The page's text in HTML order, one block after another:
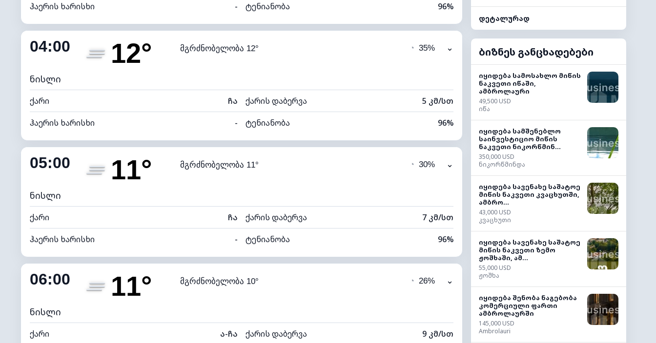
ჰაერის ხარისხი - ტენიანობა 96%
შიდა ტენიანობა 96% (კომფორტული) ღრუბლიანობა 87%
ნამის წერტილი 13°C ხილვადობა 1 კმ
განათების ინდექსი
04:00 12° მგრძნობელობა 12° ◔ 35% ⌄
ნისლი
ქარი ჩა ქარის დაბერვა 5 კმ/სთ
ჰაერის ხარისხი - ტენიანობა 96%
შიდა ტენიანობა 96% (კომფორტული) ღრუბლიანობა 81%
ნამის წერტილი 11°C ხილვადობა 2 კმ
განათების ინდექსი
05:00 11° მგრძნობელობა 11° ◔ 30% ⌄
ნისლი
ქარი ჩა ქარის დაბერვა 7 კმ/სთ
ჰაერის ხარისხი - ტენიანობა 96%
შიდა ტენიანობა 96% (კომფორტული) ღრუბლიანობა 65%
ნამის წერტილი 11°C ხილვადობა 2 კმ
განათების ინდექსი
06:00 11° მგრძნობელობა 10° ◔ 26% ⌄
ნისლი
ქარი ა-ჩა ქარის დაბერვა 9 კმ/სთ
დეტალურად
ბიზნეს განცხადებები
იყიდება სამოსახლო მიწის
ნაკვეთი იწაში,
ამბროლაური
49,500 USD
იწა
იყიდება სამშენებლო
საინვესტიციო მიწის
ნაკვეთი ნიკორწმინ...
350,000 USD
ნიკორწმინდა
იყიდება სავენახე საშატოე
მიწის ნაკვეთი კვაცხუთში,
ამბრო...
43,000 USD
კვაცხუთი
იყიდება სავენახე საშატოე
მიწის ნაკვეთი ზემო
ჟოშხაში, ამ...
55,000 USD
ჟოშხა
იყიდება შენობა ნაგებობა
კომერციული ფართი
ამბროლაურში
145,000 USD
Ambrolauri